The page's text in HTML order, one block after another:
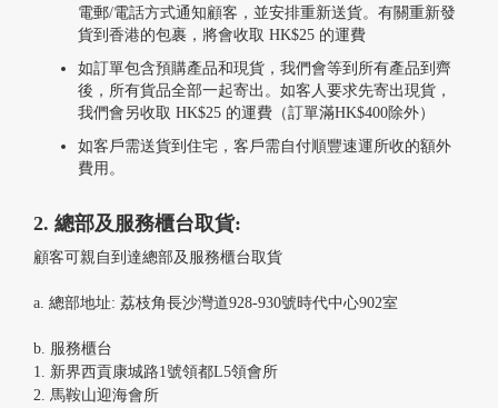
電郵/電話方式通知顧客，並安排重新送貨。有關重新發
貨到香港的包裹，將會收取 HK$25 的運費
如訂單包含預購產品和現貨，我們會等到所有產品到齊
後，所有貨品全部一起寄出。如客人要求先寄出現貨，
我們會另收取 HK$25 的運費（訂單滿HK$400除外）
如客戶需送貨到住宅，客戶需自付順豐速運所收的額外
費用。
2. 總部及服務櫃台取貨:
顧客可親自到達總部及服務櫃台取貨
a. 總部地址: 荔枝角長沙灣道928-930號時代中心902室
b. 服務櫃台
1. 新界西貢康城路1號領都L5領會所
2. 馬鞍山迎海會所